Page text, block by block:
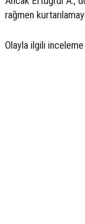
rağmen
Olayla ilgili inceleme